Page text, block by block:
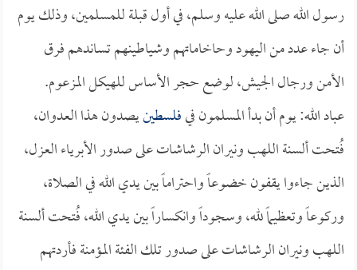
رسول الله صلى الله عليه وسلم، في أول قبلة للمسلمين، وذلك يوم
أن جاء عدد من اليهود وحاخاماتهم وشياطينهم تساندهم فرق
الأمن ورجال الجيش، لوضع حجر الأساس للهيكل المزعوم.
عباد الله: يوم أن بدأ المسلمون فيفلسطينيصدون هذا العدوان،
فُتحت ألسنة اللهب ونيران الرشاشات على صدور الأبرياء العزل،
الذين جاءوا يقفون خضوعاً واحتراماً بين يدي الله في الصلاة،
وركوعاً وتعظيماً لله، وسجوداً وانكساراً بين يدي الله، فُتحت ألسنة
اللهب ونيران الرشاشات على صدور تلك الفئة المؤمنة فأردتهم